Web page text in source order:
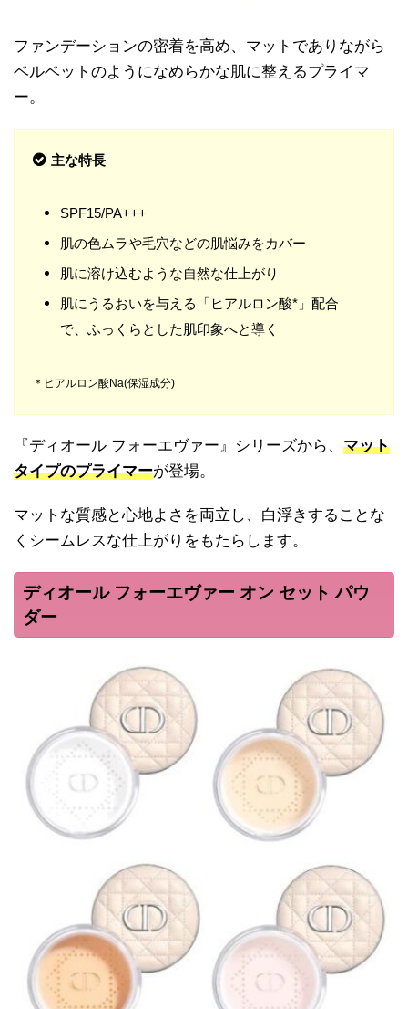
ファンデーションの密着を高め、マットでありながら
ベルベットのようになめらかな肌に整えるプライマ
ー。
主な特長
SPF15/PA+++
肌の色ムラや毛穴などの肌悩みをカバー
肌に溶け込むような自然な仕上がり
肌にうるおいを与える「ヒアルロン酸*」配合
で、ふっくらとした肌印象へと導く
＊ヒアルロン酸Na(保湿成分)
『ディオール フォーエヴァー』シリーズから、 マット
タイプのプライマーが登場。
マットな質感と心地よさを両立し、白浮きすることな
くシームレスな仕上がりをもたらします。
ディオール フォーエヴァー オン セット パウ
ダー